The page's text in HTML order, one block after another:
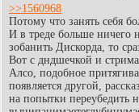
>>1560968
Потому что занять себя
И в треде больше ничего
зобанить Дискорда, то
Вот с дндшечкой и
Алсо, подобное
появляется другой,
на попытки переубедить